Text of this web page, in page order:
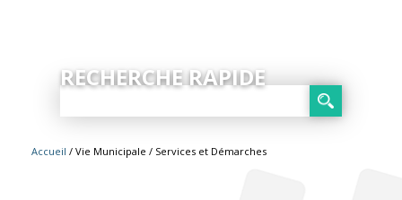
RECHERCHE RAPIDE
Accueil / Vie Municipale / Services et Démarches